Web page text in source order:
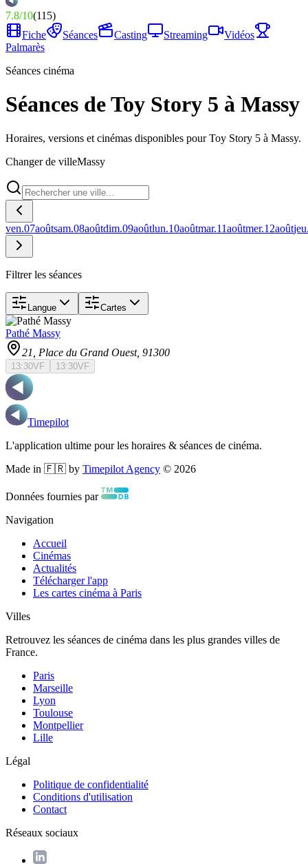
7.8/10(115)
Fiche
Séances Casting Streaming
Vidéos
Palmarès
Séances cinéma
Séances de Toy Story 5 à Massy
Horaires, versions et cinémas disponibles pour Toy Story 5 à Massy.
Changer de villeMassy
ven.07aoûtsam.08aoûtdim.09aoûtlun.10aoûtmar.11aoûtmer.12août
Filtrer les séances
Langue Cartes
Pathé Massy
21, Place du Grand Ouest, 91300
13:30VF 13:30VF
Timepilot
L'application ultime pour les horaires & séances de cinéma.
Made in 🇫🇷 by Timepilot Agency © 2026
Données fournies par
Navigation
Accueil
Cinémas
Actualités
Télécharger l'app
Les cartes cinéma à Paris
Villes
Retrouvez les séances de cinéma dans les plus grandes villes de
France.
Paris
Marseille
Lyon
Toulouse
Montpellier
Lille
Légal
Politique de confidentialité
Conditions d'utilisation
Contact
Réseaux sociaux